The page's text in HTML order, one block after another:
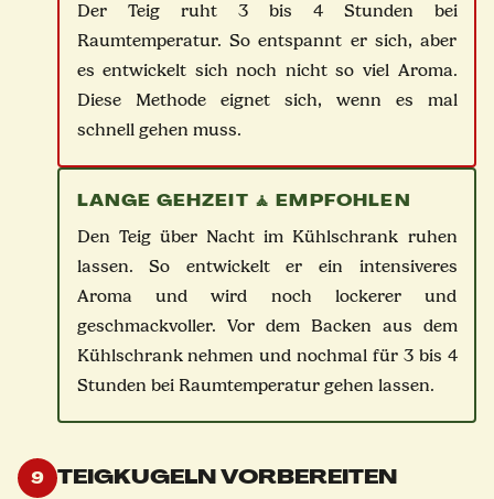
Der Teig ruht 3 bis 4 Stunden bei
Raumtemperatur. So entspannt er sich, aber
es entwickelt sich noch nicht so viel Aroma.
Diese Methode eignet sich, wenn es mal
schnell gehen muss.
LANGE GEHZEIT 🧘 EMPFOHLEN
Den Teig über Nacht im Kühlschrank ruhen
lassen. So entwickelt er ein intensiveres
Aroma und wird noch lockerer und
geschmackvoller. Vor dem Backen aus dem
Kühlschrank nehmen und nochmal für 3 bis 4
Stunden bei Raumtemperatur gehen lassen.
9 TEIGKUGELN VORBEREITEN